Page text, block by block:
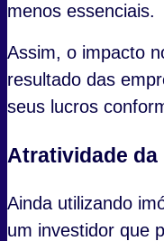
menos essenciais.
Assim, o impacto
resultado das
seus lucros
Atratividade da
Ainda utilizando
um investidor que